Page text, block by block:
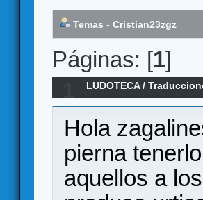
Temas - Cristian23zgz
Páginas: [1]
LUDOTECA/
Rulebook + Storybook
Hola
pierna
aquellos a